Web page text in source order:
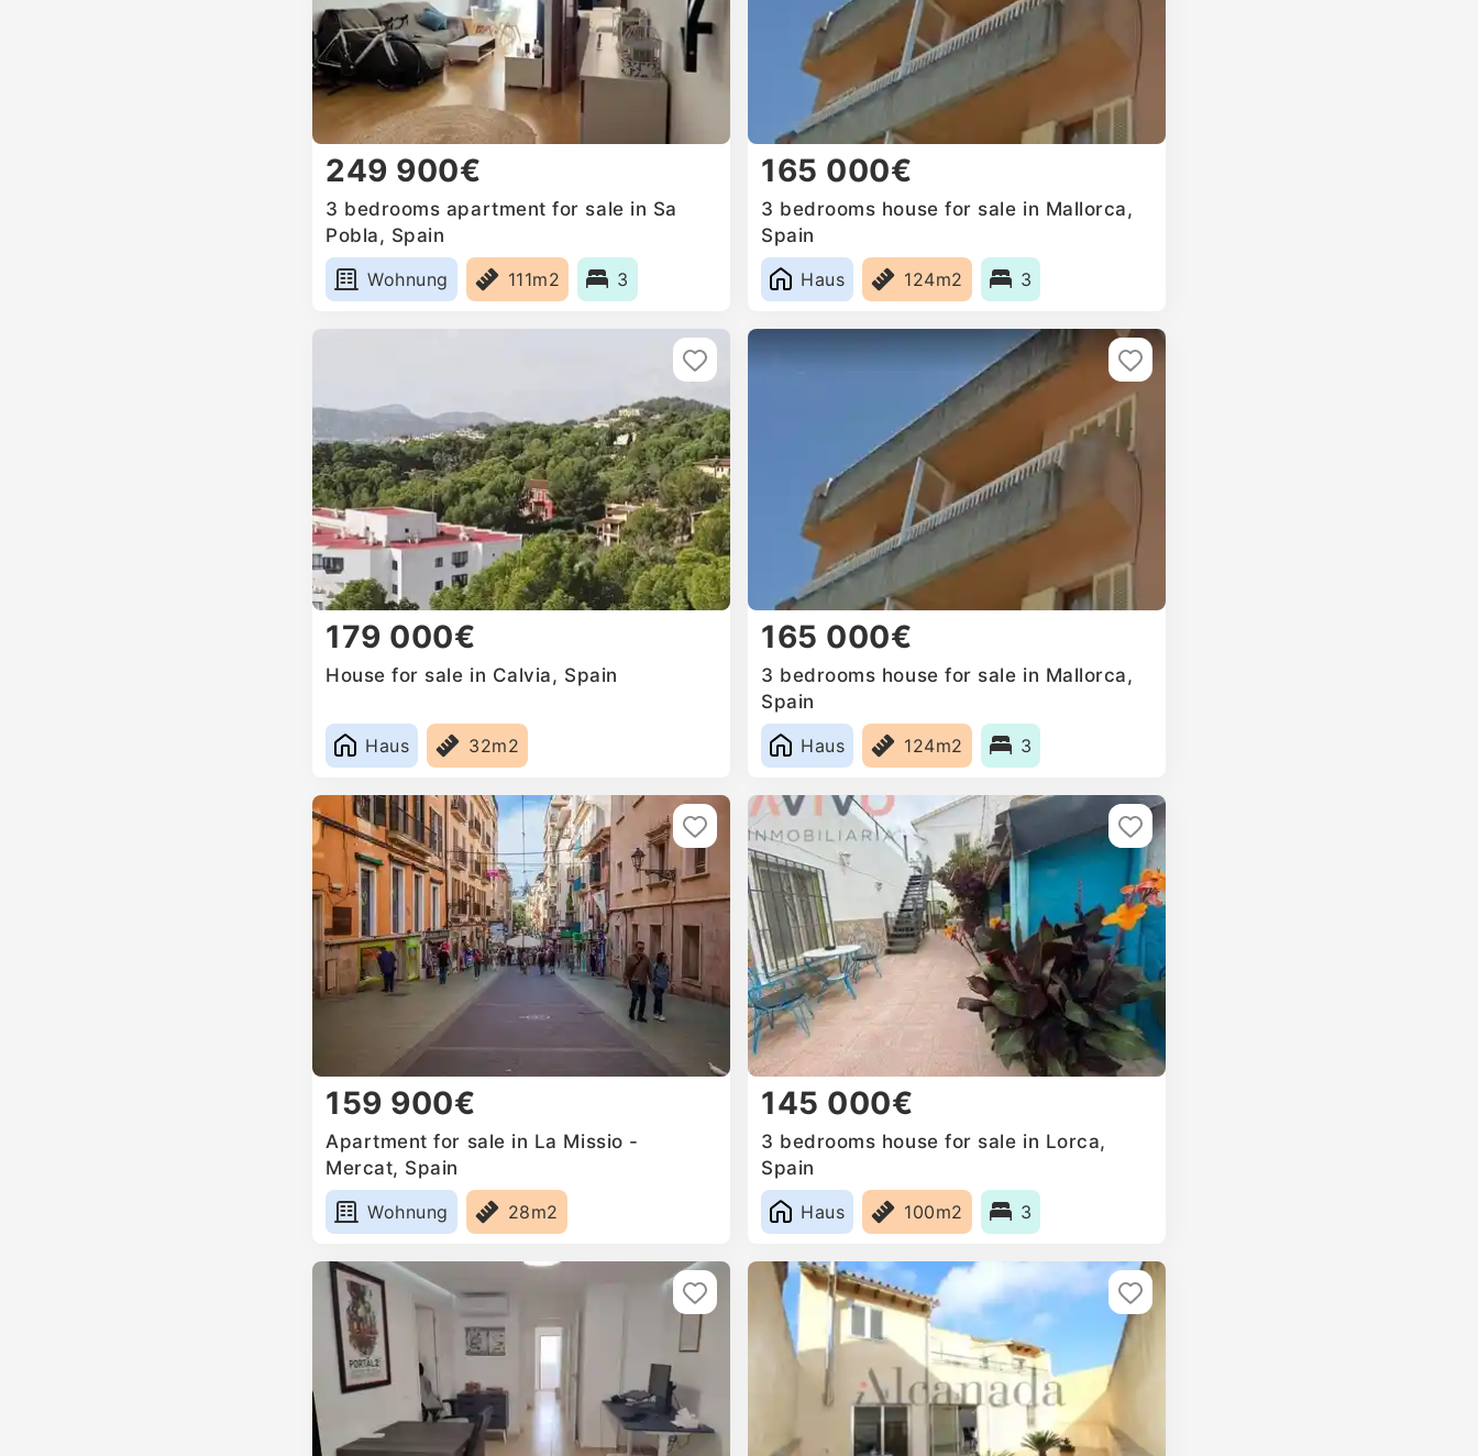
249 900€
3 bedrooms apartment for sale in Sa
Pobla, Spain
Wohnung
111m2 3
165 000€
3 bedrooms house for sale in Mallorca,
Spain
Haus
124m2 3
179 000€
House for sale in Calvia, Spain
Haus 32m2
165 000€
3 bedrooms house for sale in Mallorca,
Spain
Haus
124m2 3
159 900€
Apartment for sale in La Missio -
Mercat, Spain
Wohnung
28m2
145 000€
3 bedrooms house for sale in Lorca,
Spain
Haus
100m2 3